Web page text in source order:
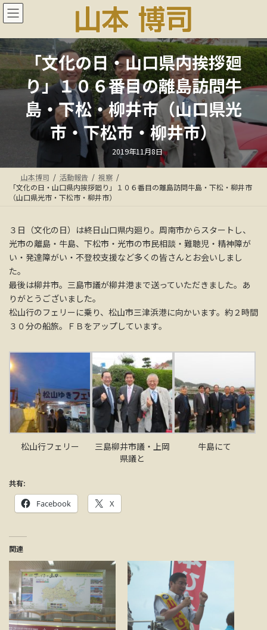
コ
ン
ン
ツ
ス
キ
ナ
ビ
ー
シ
ン
に
「文化の日・山口県内挨拶廻
り」１０６番目の離島訪問牛
島・下松・柳井市（山口県光
市・下松市・柳井市）
最
終
更
新
日
時
2019年11月8日
山本博司 活動報告
視察
「文化の日・山口県内挨拶廻り」１０６番目の離島訪問牛島・下松・柳井市
（山口県光市・下松市・柳井市）
３日（文化の日）は終日山口県内廻り。周南市からスタートし、
光市の離島・牛島、下松市・光市の市民相談・難聴児・精神障が
い・発達障がい・不登校支援など多くの皆さんとお会いしまし
た。
最後は柳井市。三島市議が柳井港まで送っていただきました。あ
りがとうございました。
松山行のフェリーに乗り、松山市三津浜港に向かいます。約２時間
３０分の船旅。ＦＢをアップしています。
松山行フェリー
三島柳井市議・上岡
県議と
牛島にて
共有:
Facebook X
関連